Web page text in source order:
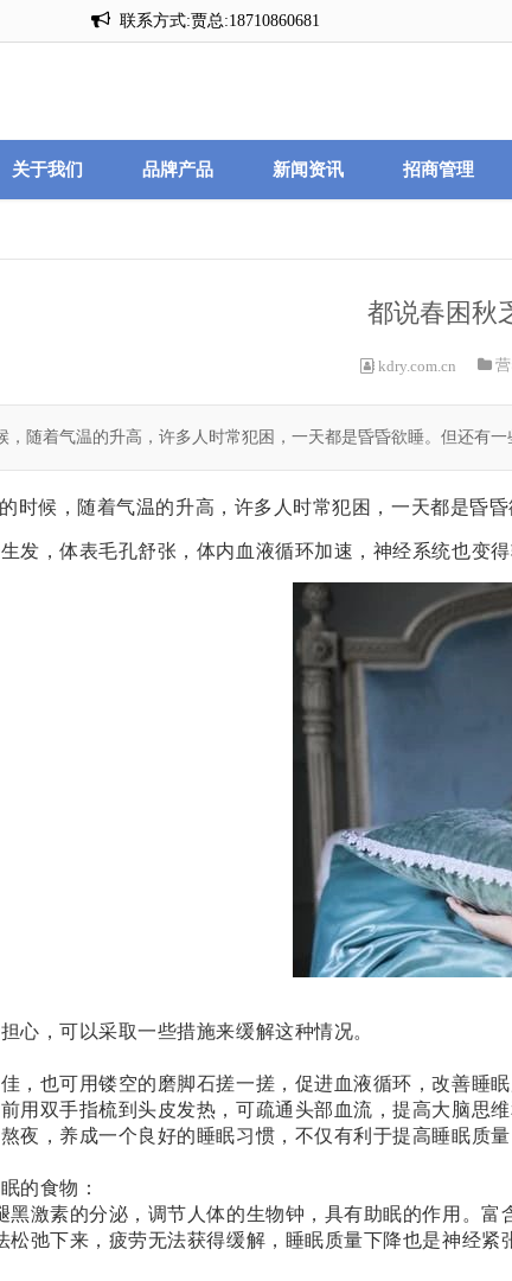
联系方式:贾总:18710860681
关于我们 品牌产品 新闻资讯 招商管理
都说春困秋
kdry.com.cn
随着气温的升高，许多人时常犯困，一天都是昏昏欲睡。但还
时候，随着气温的升高，许多人时常犯困，一天都是昏
发，体表毛孔舒张，体内血液循环加速，神经系统也变
心，可以采取一些措施来缓解这种情况。
，也可用镂空的磨脚石搓一搓，促进血液循环，改善睡眠
用双手指梳到头皮发热，可疏通头部血流，提高大脑
夜，养成一个良好的睡眠习惯，不仅有利于提高睡眠质
的食物：
黑激素的分泌，调节人体的生物钟，具有助眠的作用。
松弛下来，疲劳无法获得缓解，睡眠质量下降也是神